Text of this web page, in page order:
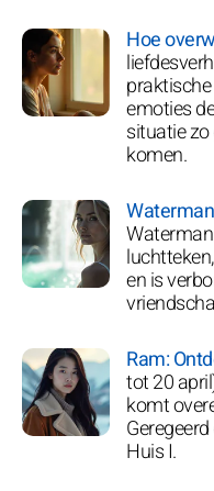
Hoe
emoties
situatie
komen.
en is
Ram:
tot 20
komt
Huis I.